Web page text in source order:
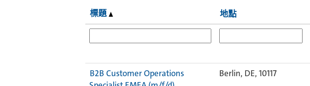
標題 地點
B2B Customer Operations
Berlin, DE, 10117